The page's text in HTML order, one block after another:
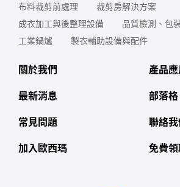
布料裁剪前處理
裁剪房解決方案
成衣加工與後整理設備
品質檢測、包
工業鍋爐
製衣輔助設備與配件
關於我們 產品應
最新消息 部落格
常見問題 聯絡我
加入歐西瑪 免費